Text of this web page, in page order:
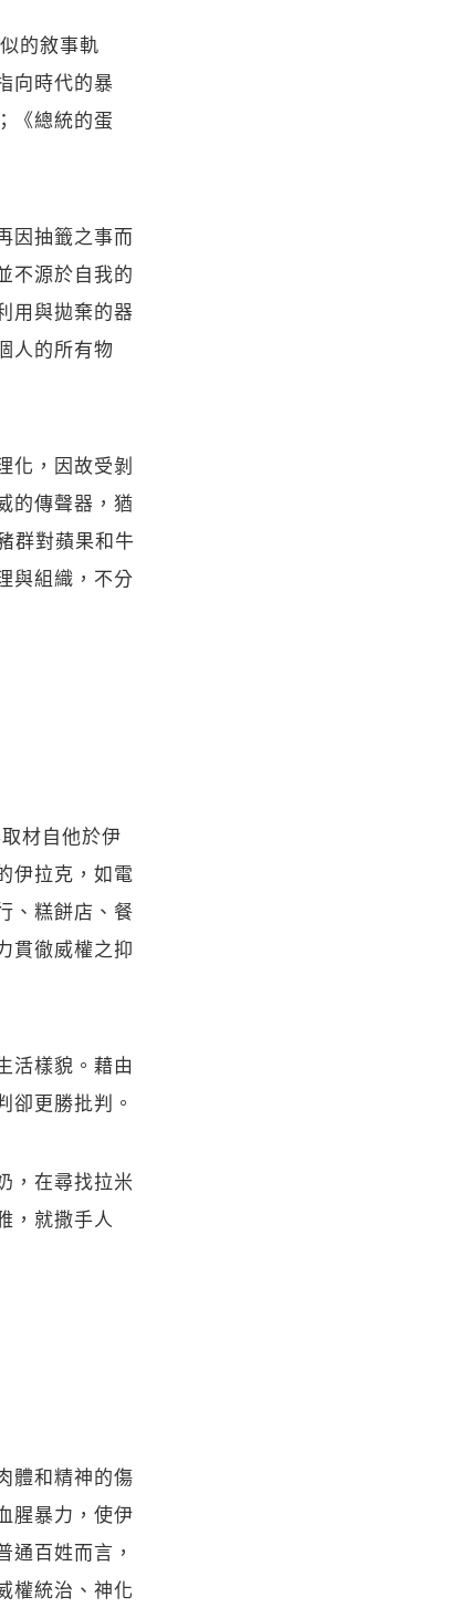
的敘事軌
向時代的暴
《總統的蛋
因抽籤之事而
不源於自我的
用與拋棄的器
人的所有物
化，因故受剝
的傳聲器，猶
群對蘋果和牛
與組織，不分
材自他於伊
伊拉克，如電
、糕餅店、餐
貫徹威權之抑
活樣貌。藉由
卻更勝批判。
，在尋找拉米
，就撒手人
體和精神的傷
腥暴力，使伊
百姓而言，
權統治、神化